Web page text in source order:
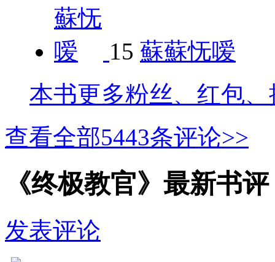
15 蘇蘇怃嗳
本书更多粉丝、红包
查看全部5443条评论>>
《终极教官》最新书评
发表评论